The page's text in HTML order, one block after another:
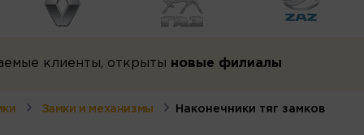
клиенты, открыты новые филиалы
Замки и механизмы Наконечники тяг замков